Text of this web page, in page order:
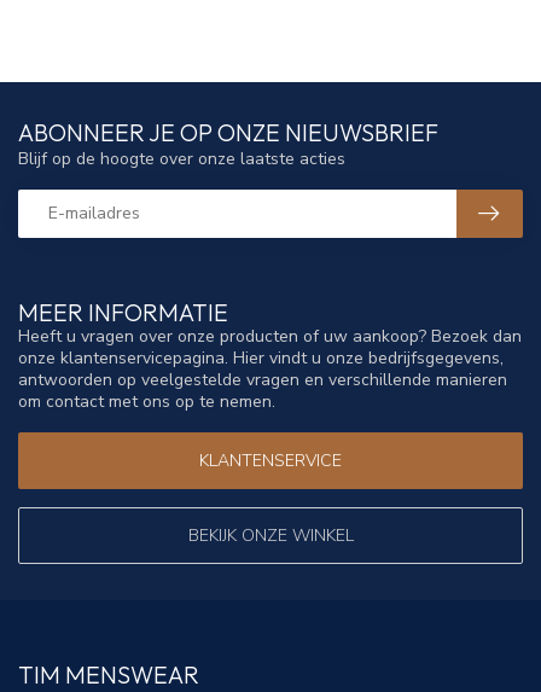
MEER INFORMATIE
Heeft u vragen over onze producten of uw aankoop? Bezoek dan
onze klantenservicepagina. Hier vindt u onze bedrijfsgegevens,
antwoorden op veelgestelde vragen en verschillende manieren
om contact met ons op te nemen.
KLANTENSERVICE
BEKIJK ONZE WINKEL
ABONNEER JE OP ONZE NIEUWSBRIEF
Blijf op de hoogte over onze laatste acties
TIM MENSWEAR